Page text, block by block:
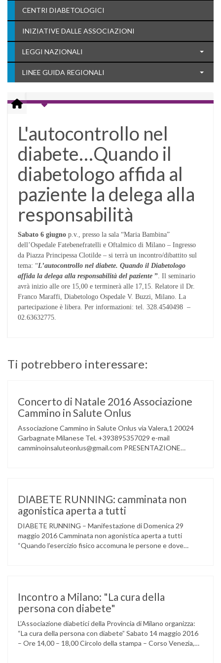
CENTRI DIABETOLOGICI
INIZIATIVE DALLE ASSOCIAZIONI
LEGGI NAZIONALI
LINEE GUIDA REGIONALI
L'autocontrollo nel
diabete…Quando il
diabetologo affida al
paziente la delega alla
responsabilità
Sabato 6 giugno p.v., presso la sala “Maria Bambina”
dell’Ospedale Fatebenefratelli e Oftalmico di Milano – Ingresso
da Piazza Principessa Clotilde – si terrà un incontro/dibattito sul
tema: “L’autocontrollo nel diabete. Quando il Diabetologo
affida la delega alla responsabilità del paziente ”. Il seminario
avrà inizio alle ore 15,00 e terminerà alle 17,15. Relatore il Dr.
Franco Maraffi, Diabetologo Ospedale V. Buzzi, Milano. La
partecipazione è libera. Per informazioni: tel. 328.4540498 –
02.63632775.
Ti potrebbero interessare:
Concerto di Natale 2016 Associazione
Cammino in Salute Onlus
Associazione Cammino in Salute Onlus via Valera,1 20024
Garbagnate Milanese Tel. +393895357029 e-mail
camminoinsaluteonlus@gmail.com PRESENTAZIONE
gruppo musicale GROOVY LEMONS di PREGNANA
MILANESE. L’ Associazione …
DIABETE RUNNING: camminata non
agonistica aperta a tutti
DIABETE RUNNING – Manifestazione di Domenica 29
maggio 2016 Camminata non agonistica aperta a tutti
“Quando l’esercizio fisico accomuna le persone e dove
Incontro a Milano: "La cura della
persona con diabete"
L’Associazione diabetici della Provincia di Milano organizza:
“La cura della persona con diabete” Sabato 14 maggio 2016
– Ore 14,00 – 18,00 Circolo della stampa – Corso Venezia,